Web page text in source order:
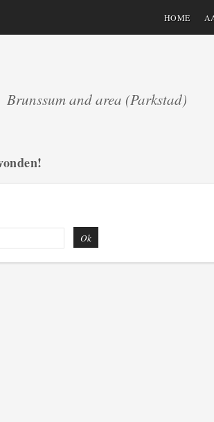
Brunssum and area (Parkstad)
HOME
Ok